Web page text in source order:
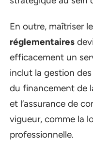
En outre, maîtriser
réglementaires
efficacement un
inclut la gestion
du financement de
et l’assurance de
vigueur, comme la
professionnelle.